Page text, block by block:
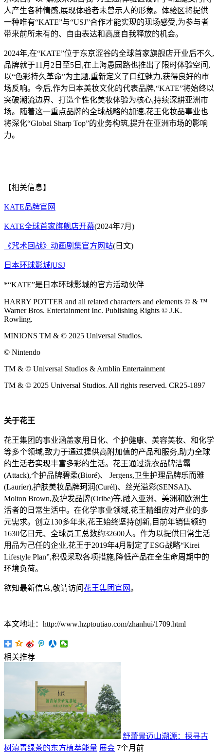
人产生各种情感,展现体验者未曾示人的形象。体验区将提供
一种唯有“KATE”与“USJ”合作才能实现的现场感受,为参与者
带来前所未有的、自由表达和高度自我释放的机会。
2024年,在“KATE”位于东京涩谷的全球首家旗舰店开业后不久,
品牌就于11月2日至5日,在上海愚园路也推出了限时体验空间,
以“色彩持久革命”为主题,重新定义了口红魅力,获得良好的市
场反响。今后,作为日本美妆文化的代表品牌,“KATE”将始终以
突破潮流边界、打造个性化美妆体验为核心,持续深耕亚洲市
场。随着这一重点品牌的全球战略的加速,花王化妆品事业也
将深化“Global Sharp Top”的业务构筑,提升在亚洲市场的影响
力。
【相关信息】
KATE品牌官网
KATE全球首家旗舰店开幕(2024年7月)
《咒术回战》动画剧集官方网站(日文)
日本环球影城|USJ
*“KATE”是日本环球影城的官方活动伙伴
HARRY POTTER and all related characters and elements © & ™
Warner Bros. Entertainment Inc. Publishing Rights © J.K.
Rowling.
MINIONS TM & © 2025 Universal Studios.
© Nintendo
TM & © Universal Studios & Amblin Entertainment
TM & © 2025 Universal Studios. All rights reserved. CR25-1897
关于花王
花王集团的事业涵盖家用日化、个护健康、美容美妆、和化学
等多个领域,致力于通过提供高附加值的产品和服务,助力全球
的生活者实现丰富多彩的生活。花王通过洗衣品牌洁霸
(Attack),个护品牌碧柔(Bioré)、 Jergens,卫生护理品牌乐而雅
(Lauríer),护肤美妆品牌珂润(Curél)、丝光溢彩(SENSAI)、
Molton Brown,及护发品牌(Oribe)等,融入亚洲、美洲和欧洲生
活者的日常生活中。在化学事业领域,花王精细应对产业的多
元需求。创立130多年来,花王始终坚持创新,目前年销售额约
1630亿日元、全球员工总数约32600人。作为以提供日常生活
用品为己任的企业,花王于2019年4月制定了ESG战略“Kirei
Lifestyle Plan”,积极采取各项措施,降低产品在全生命周期中的
环境负荷。
欲知最新信息,敬请访问 花王集团官网。
本文地址：http://www.hzptoutiao.com/zhanhui/1709.html
相关推荐
舒蕾景迈山溯源：探寻古
树滇青绿茶的东方植萃能量 展会 7个月前